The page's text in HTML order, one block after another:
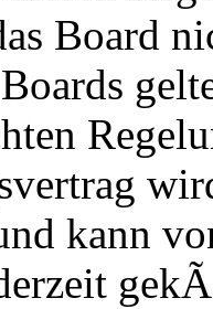
Board
kann